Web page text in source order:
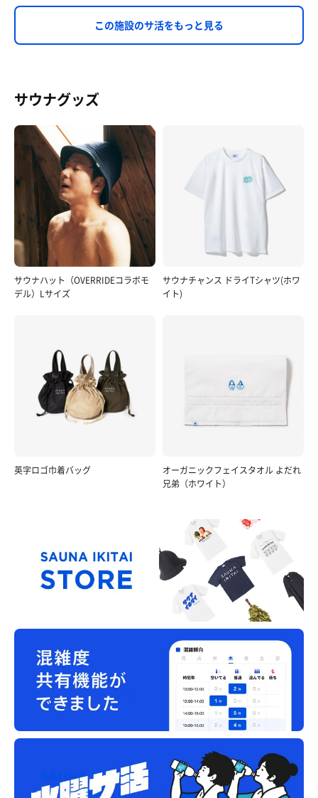
この施設のサ活をもっと見る
サウナグッズ
サウナハット（OVERRIDEコラボモ
デル）Lサイズ
サウナチャンス ドライTシャツ(ホワ
イト)
英字ロゴ巾着バッグ
オーガニックフェイスタオル よだれ
兄弟（ホワイト）